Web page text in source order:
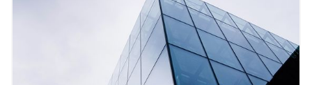
15,9 Mrd. euroa (15,4) – muutos 3 %, mihin vaikutti
merkittävimmin kotimaan takauskannan sekä
vientitakuu- ja erityista